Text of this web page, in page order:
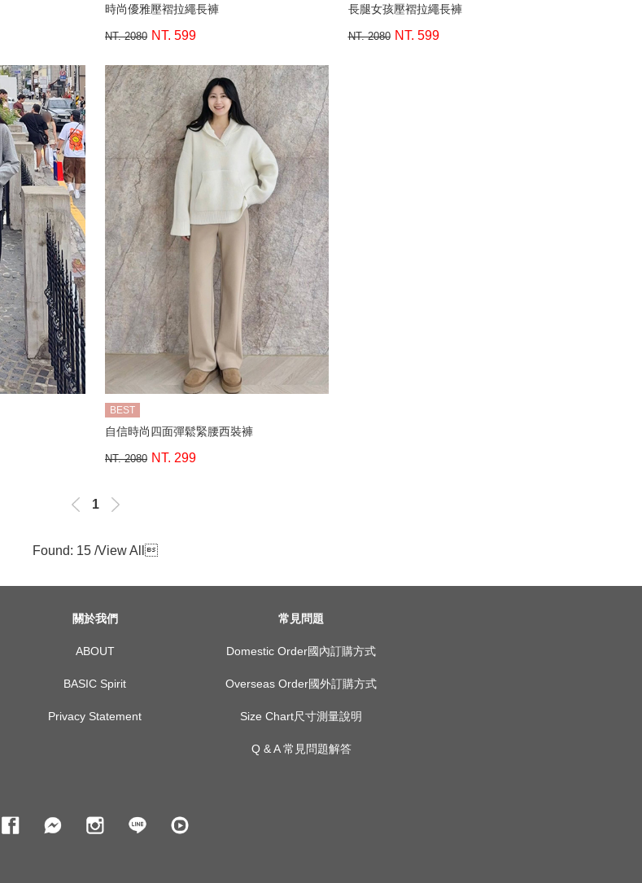
時尚優雅壓褶拉繩長褲
NT. 2080 NT. 599
長腿女孩壓褶拉繩長褲
NT. 2080 NT. 599
BEST
自信時尚四面彈鬆緊腰西裝褲
NT. 2080 NT. 299
1
Found: 15 /View All 
關於我們
ABOUT
BASIC Spirit
Privacy Statement
常見問題
Domestic Order國內訂購方式
Overseas Order國外訂購方式
Size Chart尺寸測量說明
Q & A 常見問題解答